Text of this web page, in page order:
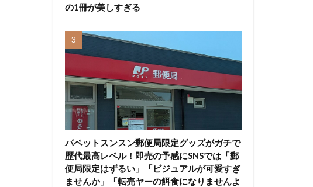
の1冊が美しすぎる
パペットスンスン郵便局限定グッズがガチで
歴代最高レベル！即売の予感にSNSでは「郵
便局限定はずるい」「ビジュアルが可愛すぎ
ませんか」「転売ヤーの餌食になりませんよ